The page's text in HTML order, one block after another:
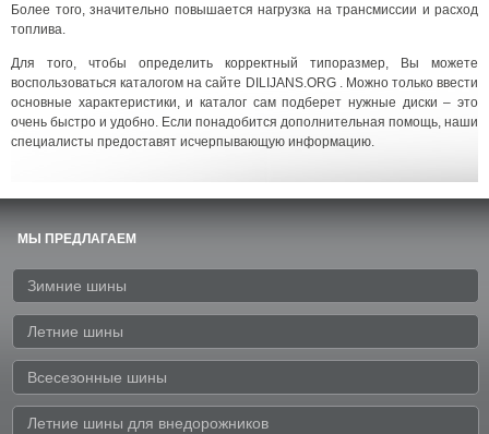
Более того, значительно повышается нагрузка на трансмиссии и расход
топлива.
Для того, чтобы определить корректный типоразмер, Вы можете
воспользоваться каталогом на сайте DILIJANS.ORG . Можно только ввести
основные характеристики, и каталог сам подберет нужные диски – это
очень быстро и удобно. Если понадобится дополнительная помощь, наши
специалисты предоставят исчерпывающую информацию.
МЫ ПРЕДЛАГАЕМ
Зимние шины
Летние шины
Всесезонные шины
Летние шины для внедорожников